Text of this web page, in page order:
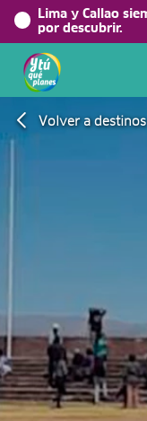
Lima y Callao
por descubrir.
Volver a destinos